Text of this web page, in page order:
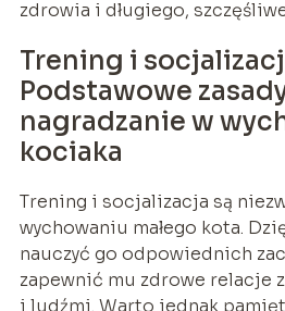
zdrowia i długiego,
Trening i
Podstawowe
nagradzanie w
kociaka
Trening i socjalizacja są
wychowaniu małego kota.
nauczyć go odpowiednich
zapewnić mu zdrowe relacje
i ludźmi. Warto jednak